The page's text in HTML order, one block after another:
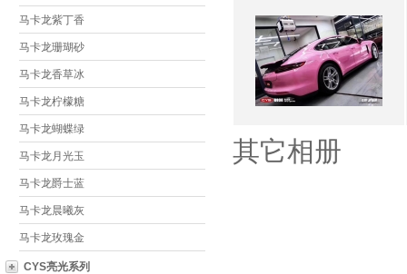
马卡龙紫丁香
马卡龙珊瑚砂
马卡龙香草冰
马卡龙柠檬糖
马卡龙蝴蝶绿
马卡龙月光玉
马卡龙爵士蓝
马卡龙晨曦灰
马卡龙玫瑰金
CYS亮光系列
其它相册